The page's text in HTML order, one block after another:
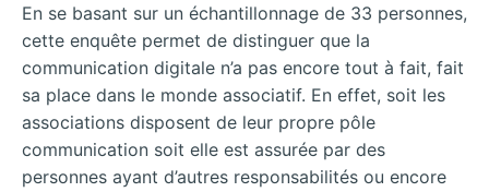
En se basant sur un échantillonnage de 33 personnes,
cette enquête permet de distinguer que la
communication digitale n’a pas encore tout à fait, fait
sa place dans le monde associatif. En effet, soit les
associations disposent de leur propre pôle
communication soit elle est assurée par des
personnes ayant d’autres responsabilités ou encore